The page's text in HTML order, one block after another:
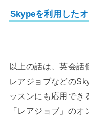
Skypeを利用した
以上の話は、英会話
レアジョブなどの
ッスンにも応用でき
「レアジョブ」の